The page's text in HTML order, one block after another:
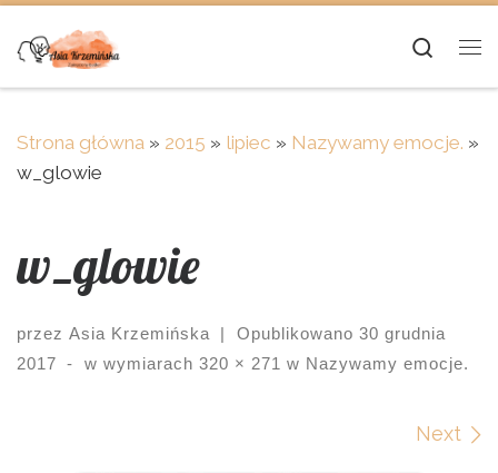
Skip to content
Strona główna » 2015 » lipiec » Nazywamy emocje. »
w_glowie
w_glowie
przez Asia Krzemińska | Opublikowano 30 grudnia
2017
- w wymiarach 320 × 271 w Nazywamy emocje.
Next